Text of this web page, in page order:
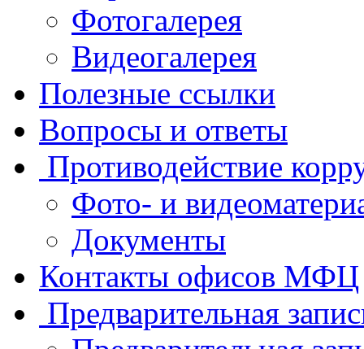
Фотогалерея
Видеогалерея
Полезные ссылки
Вопросы и ответы
Противодействие
Фото- и
Документы
Контакты офисов МФЦ
Предварительная